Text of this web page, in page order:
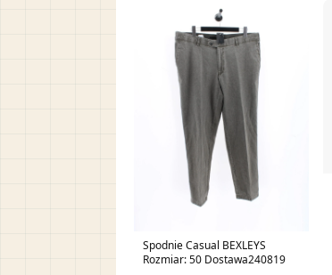
Spodnie Casual BEXLEYS
Rozmiar: 50 Dostawa240819